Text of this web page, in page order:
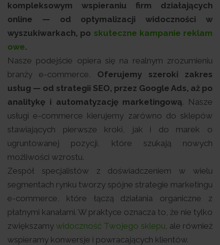
kompleksowym wspieraniu firm działających
online — od optymalizacji widoczności w
wyszukiwarkach, po skuteczne kampanie reklam
owe.
Nasze podejście opiera się na realnym zrozumieniu
branży e-commerce. Oferujemy szeroki zakres
usług — od strategii SEO, przez Google Ads, aż po
analitykę i automatyzację marketingową. Nasze
usługi e-commerce kierujemy zarówno do sklepów
stawiających pierwsze kroki, jak i do marek o
ugruntowanej pozycji, które szukają nowych
możliwości wzrostu.
Zespół specjalistów z doświadczeniem w wielu
segmentach rynku tworzy spójne strategie marketingu
e-commerce, które łączą działania organiczne z
płatnymi kanałami. W praktyce oznacza to, że nie tylko
zwiększamywidoczność Twojego sklepu, ale również
wspieramy konwersje i powracających klientów.